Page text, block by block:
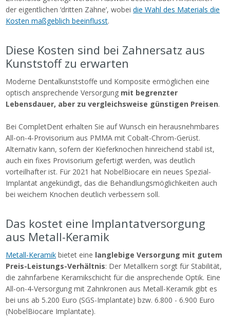
der eigentlichen ‘dritten Zähne’, wobeidie Wahl des Materials die
Kosten maßgeblich beeinflusst.
Diese Kosten sind bei Zahnersatz aus
Kunststoff zu erwarten
Moderne Dentalkunststoffe und Komposite ermöglichen eine
optisch ansprechende Versorgung mit begrenzter
Lebensdauer, aber zu vergleichsweise günstigen Preisen.
Bei CompletDent erhalten Sie auf Wunsch ein herausnehmbares
All-on-4-Provisorium aus PMMA mit Cobalt-Chrom-Gerüst.
Alternativ kann, sofern der Kieferknochen hinreichend stabil ist,
auch ein fixes Provisorium gefertigt werden, was deutlich
vorteilhafter ist. Für 2021 hat NobelBiocare ein neues Spezial-
Implantat angekündigt, das die Behandlungsmöglichkeiten auch
bei weichem Knochen deutlich verbessern soll.
Das kostet eine Implantatversorgung
aus Metall-Keramik
Metall-Keramik bietet eine langlebige Versorgung mit gutem
Preis-Leistungs-Verhältnis: Der Metallkern sorgt für Stabilität,
die zahnfarbene Keramikschicht für die ansprechende Optik. Eine
All-on-4-Versorgung mit Zahnkronen aus Metall-Keramik gibt es
bei uns ab 5.200 Euro (SGS-Implantate) bzw. 6.800 - 6.900 Euro
(NobelBiocare Implantate).